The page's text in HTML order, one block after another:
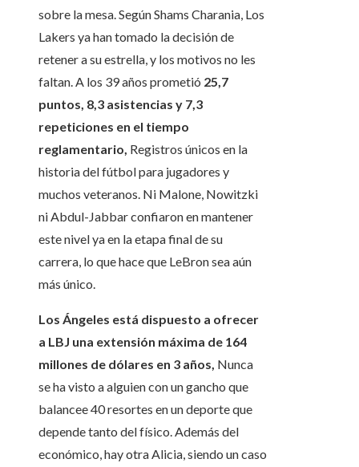
sobre la mesa. Según Shams Charania, Los
Lakers ya han tomado la decisión de
retener a su estrella, y los motivos no les
faltan. A los 39 años prometió 25,7
puntos, 8,3 asistencias y 7,3
repeticiones en el tiempo
reglamentario, Registros únicos en la
historia del fútbol para jugadores y
muchos veteranos. Ni Malone, Nowitzki
ni Abdul-Jabbar confiaron en mantener
este nivel ya en la etapa final de su
carrera, lo que hace que LeBron sea aún
más único.
Los Ángeles está dispuesto a ofrecer
a LBJ una extensión máxima de 164
millones de dólares en 3 años, Nunca
se ha visto a alguien con un gancho que
balancee 40 resortes en un deporte que
depende tanto del físico. Además del
económico, hay otra Alicia, siendo un caso